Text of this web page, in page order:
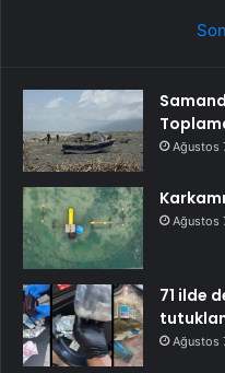
Ağustos
Ağustos
71 ilde
Ağustos